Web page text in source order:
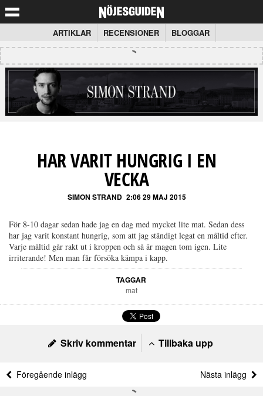
ARTIKLAR RECENSIONER BLOGGAR
HAR VARIT HUNGRIG I EN
VECKA
SIMON STRAND 2:06 29 MAJ 2015
För 8-10 dagar sedan hade jag en dag med mycket lite mat. Sedan dess
har jag varit konstant hungrig, som att jag ständigt legat en måltid efter.
Varje måltid går rakt ut i kroppen och så är magen tom igen. Lite
irriterande! Men man får försöka kämpa i kapp.
TAGGAR
mat
Skriv kommentar Tillbaka upp
Föregående inlägg Nästa inlägg